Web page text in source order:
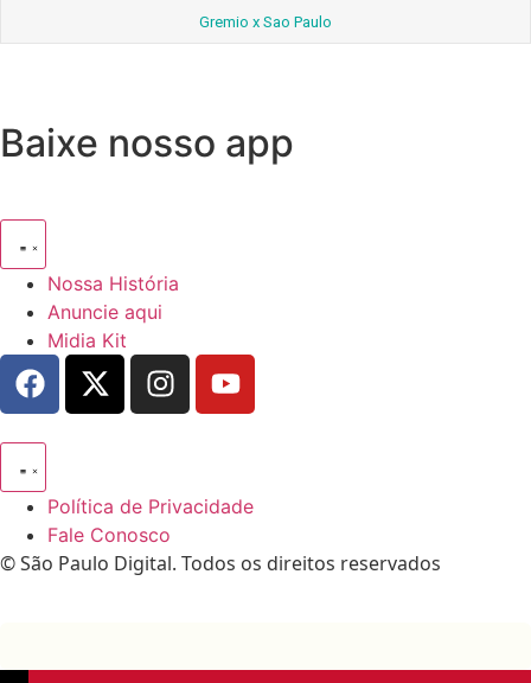
Gremio x Sao Paulo
Baixe nosso app
Nossa História
Anuncie aqui
Midia Kit
Política de Privacidade
Fale Conosco
© São Paulo Digital. Todos os direitos reservados